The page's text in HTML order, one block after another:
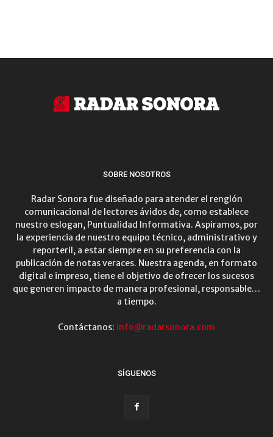
SOBRE NOSOTROS
Radar Sonora fue diseñado para atender el renglón
comunicacional de lectores ávidos de, como establece
nuestro eslogan, Puntualidad Informativa. Aspiramos, por
la experiencia de nuestro equipo técnico, administrativo y
reporteril, a estar siempre en su preferencia con la
publicación de notas veraces. Nuestra agenda, en formato
digital e impreso, tiene el objetivo de ofrecer los sucesos
que generen impacto de manera profesional, responsable…
a tiempo.
Contáctanos: info@radarsonora.com
SÍGUENOS